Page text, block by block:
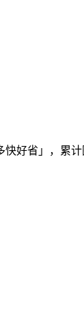
好省」，累